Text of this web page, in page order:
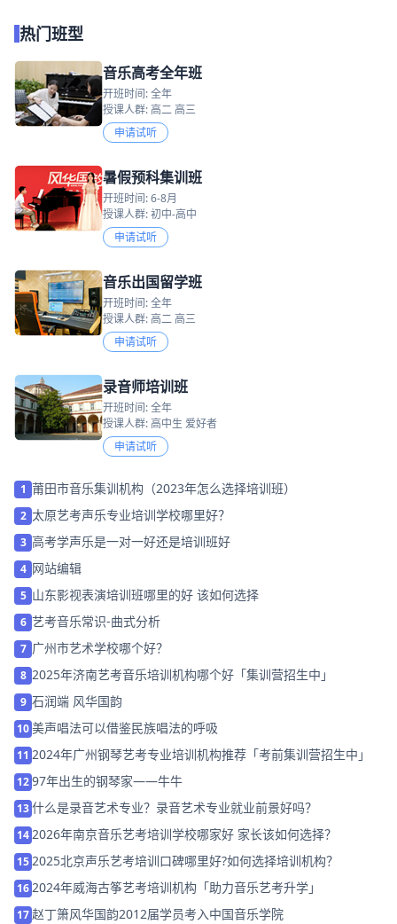
热门班型
音乐高考全年班
开班时间: 全年
授课人群: 高二 高三
申请试听
暑假预科集训班
开班时间: 6-8月
授课人群: 初中-高中
申请试听
音乐出国留学班
开班时间: 全年
授课人群: 高二 高三
申请试听
录音师培训班
开班时间: 全年
授课人群: 高中生 爱好者
申请试听
1 莆田市音乐集训机构（2023年怎么选择培训班）
2 太原艺考声乐专业培训学校哪里好？
3 高考学声乐是一对一好还是培训班好
4 网站编辑
5 山东影视表演培训班哪里的好 该如何选择
6 艺考音乐常识-曲式分析
7 广州市艺术学校哪个好？
8 2025年济南艺考音乐培训机构哪个好「集训营招生中」
9 石润端 风华国韵
10美声唱法可以借鉴民族唱法的呼吸
11 2024年广州钢琴艺考专业培训机构推荐「考前集训营招生中」
1297年出生的钢琴家——牛牛
13什么是录音艺术专业？录音艺术专业就业前景好吗？
142026年南京音乐艺考培训学校哪家好 家长该如何选择？
152025北京声乐艺考培训口碑哪里好?如何选择培训机构？
162024年威海古筝艺考培训机构「助力音乐艺考升学」
17赵丁箫风华国韵2012届学员考入中国音乐学院